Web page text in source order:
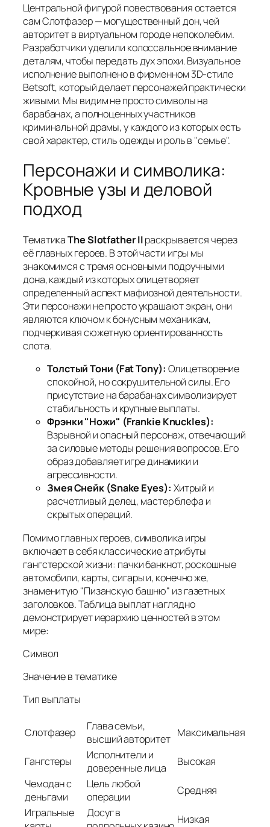
Центральной фигурой повествования остается
сам Слотфазер — могущественный дон, чей
авторитет в виртуальном городе непоколебим.
Разработчики уделили колоссальное внимание
деталям, чтобы передать дух эпохи. Визуальное
исполнение выполнено в фирменном 3D-стиле
Betsoft, который делает персонажей практически
живыми. Мы видим не просто символы на
барабанах, а полноценных участников
криминальной драмы, у каждого из которых есть
свой характер, стиль одежды и роль в "семье".
Персонажи и символика:
Кровные узы и деловой
подход
ТематикаThe Slotfather IIраскрывается через
её главных героев. В этой части игры мы
знакомимся с тремя основными подручными
дона, каждый из которых олицетворяет
определенный аспект мафиозной деятельности.
Эти персонажи не просто украшают экран, они
являются ключом к бонусным механикам,
подчеркивая сюжетную ориентированность
слота.
Толстый Тони (Fat Tony): Олицетворение
спокойной, но сокрушительной силы. Его
присутствие на барабанах символизирует
стабильность и крупные выплаты.
Фрэнки "Ножи" (Frankie Knuckles):
Взрывной и опасный персонаж, отвечающий
за силовые методы решения вопросов. Его
образ добавляет игре динамики и
агрессивности.
Змея Снейк (Snake Eyes): Хитрый и
расчетливый делец, мастер блефа и
скрытых операций.
Помимо главных героев, символика игры
включает в себя классические атрибуты
гангстерской жизни: пачки банкнот, роскошные
автомобили, карты, сигары и, конечно же,
знаменитую "Пизанскую башню" из газетных
заголовков. Таблица выплат наглядно
демонстрирует иерархию ценностей в этом
мире:
Символ
Значение в тематике
Тип выплаты
Слотфазер
Глава семьи,
высший авторитет Максимальная
Гангстеры
Исполнители и
доверенные лица
Высокая
Чемодан с
деньгами
Цель любой
операции
Средняя
Игральные
Досуг в
Низкая